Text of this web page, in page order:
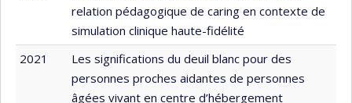
relation pédagogique de caring en contexte de
simulation clinique haute-fidélité
2021
Les significations du deuil blanc pour des
personnes proches aidantes de personnes
âgées vivant en centre d’hébergement